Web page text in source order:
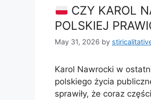
CZY KAROL
POLSKIEJ
May 31, 2026 by
Karol Nawrocki w
polskiego życia
sprawiły, że coraz